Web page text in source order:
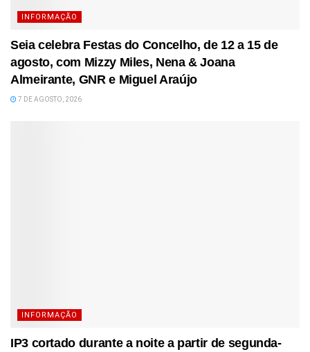
INFORMAÇÃO
Seia celebra Festas do Concelho, de 12 a 15 de
agosto, com Mizzy Miles, Nena & Joana
Almeirante, GNR e Miguel Araújo
7 DE AGOSTO, 2026
INFORMAÇÃO
IP3 cortado durante a noite a partir de segunda-